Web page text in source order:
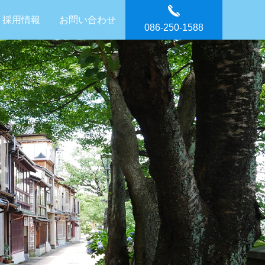
採用情報 お問い合わせ
086-250-1588